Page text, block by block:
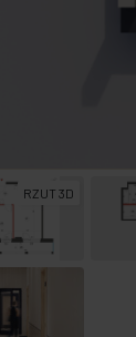
RZUT 3D